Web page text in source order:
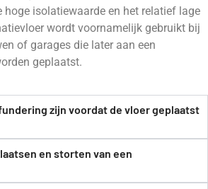
hoge isolatiewaarde en het relatief lage
wordt voornamelijk gebruikt bij
of garages die later aan een
geplaatst.
zijn voordat de vloer geplaatst
en storten van een